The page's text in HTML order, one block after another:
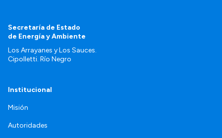
Secretaría de Estado
de Energía y Ambiente
Los Arrayanes y Los Sauces.
Cipolletti. Río Negro
Institucional
Misión
Autoridades